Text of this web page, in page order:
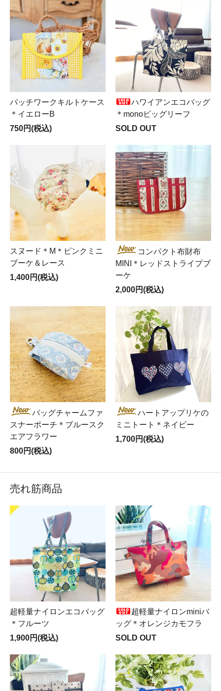
パッチワークキルトケース
＊イエローB
750円(税込)
ハワイアンエコバッグ
＊monoビッグリーフ
SOLD OUT
スヌード＊M＊ピンクミニ
ブーケ＆レース
1,400円(税込)
コンパクト布財布
MINI＊レッドストライプブ
ーケ
2,000円(税込)
バッグチャームファ
スナーポーチ＊ブルースク
エアフラワー
800円(税込)
ハートアップリケの
ミニトート＊ネイビー
1,700円(税込)
売れ筋商品
超軽量ナイロンエコバッグ
＊フルーツ
1,900円(税込)
超軽量ナイロンminiバ
ッグ＊オレンジカモフラ
SOLD OUT